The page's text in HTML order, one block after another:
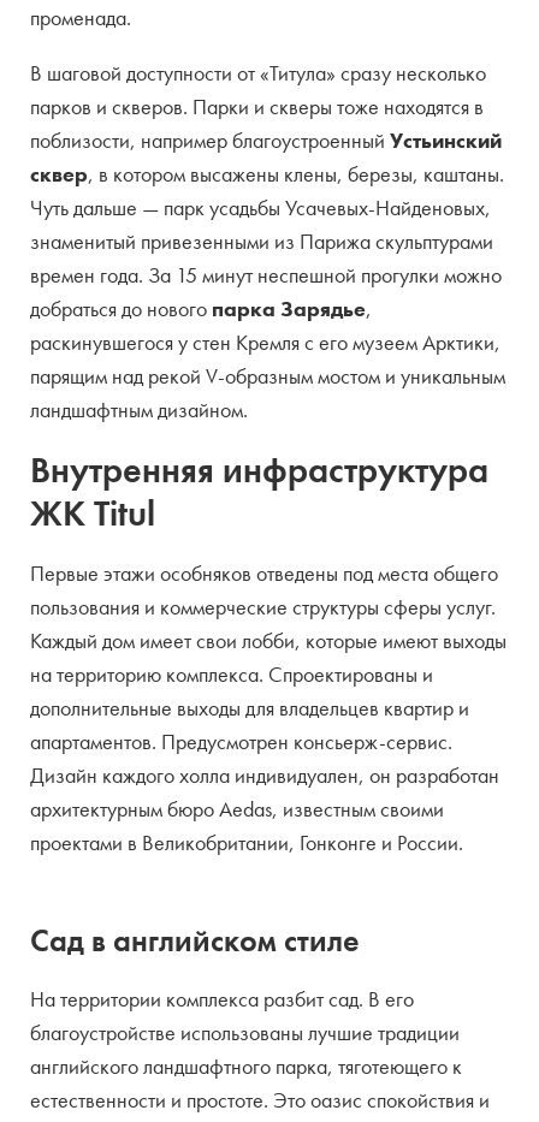
променада.
В шаговой доступности от «Титула» сразу несколько
парков и скверов. Парки и скверы тоже находятся в
поблизости, например благоустроенный Устьинский
сквер, в котором высажены клены, березы, каштаны.
Чуть дальше — парк усадьбы Усачевых-Найденовых,
знаменитый привезенными из Парижа скульптурами
времен года. За 15 минут неспешной прогулки можно
добраться до нового парка Зарядье,
раскинувшегося у стен Кремля с его музеем Арктики,
парящим над рекой V-образным мостом и уникальным
ландшафтным дизайном.
Внутренняя инфраструктура
ЖК Titul
Первые этажи особняков отведены под места общего
пользования и коммерческие структуры сферы услуг.
Каждый дом имеет свои лобби, которые имеют выходы
на территорию комплекса. Спроектированы и
дополнительные выходы для владельцев квартир и
апартаментов. Предусмотрен консьерж-сервис.
Дизайн каждого холла индивидуален, он разработан
архитектурным бюро Aedas, известным своими
проектами в Великобритании, Гонконге и России.
Сад в английском стиле
На территории комплекса разбит сад. В его
благоустройстве использованы лучшие традиции
английского ландшафтного парка, тяготеющего к
естественности и простоте. Это оазис спокойствия и